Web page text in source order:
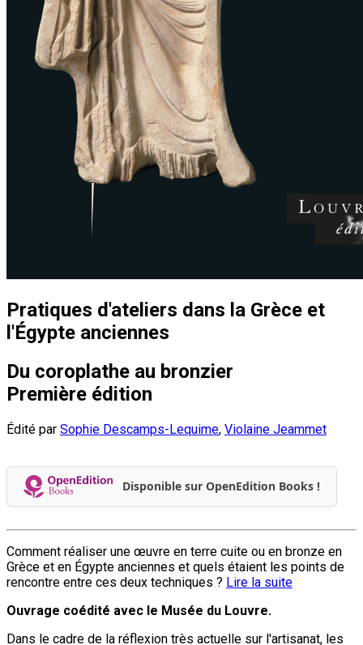
Pratiques d'ateliers dans la Grèce et
l'Égypte anciennes
Du coroplathe au bronzier
Première édition
Édité par Sophie Descamps-Lequime, Violaine Jeammet
Disponible sur OpenEdition Books !
Comment réaliser une œuvre en terre cuite ou en bronze en
Grèce et en Égypte anciennes et quels étaient les points de
rencontre entre ces deux techniques ? Lire la suite
Ouvrage coédité avec le Musée du Louvre.
Dans le cadre de la réflexion très actuelle sur l'artisanat, les